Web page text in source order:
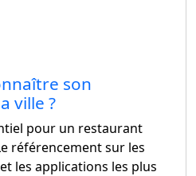
son
ville ?
pour un restaurant
référencement sur les
les applications les plus